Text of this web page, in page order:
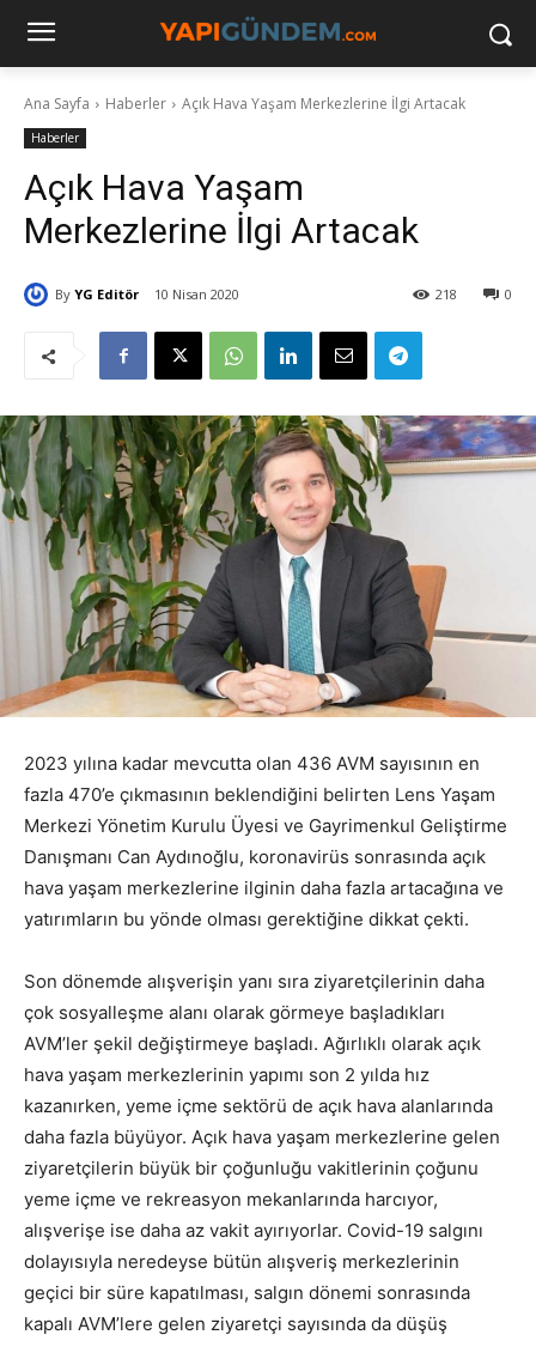
Ana Sayfa Haberler Açık Hava Yaşam Merkezlerine İlgi Artacak
Haberler
Açık Hava Yaşam
Merkezlerine İlgi Artacak
By YG Editör 10 Nisan 2020 0
218
2023 yılına kadar mevcutta olan 436 AVM sayısının en
fazla 470’e çıkmasının beklendiğini belirten Lens Yaşam
Merkezi Yönetim Kurulu Üyesi ve Gayrimenkul Geliştirme
Danışmanı Can Aydınoğlu, koronavirüs sonrasında açık
hava yaşam merkezlerine ilginin daha fazla artacağına ve
yatırımların bu yönde olması gerektiğine dikkat çekti.
Son dönemde alışverişin yanı sıra ziyaretçilerinin daha
çok sosyalleşme alanı olarak görmeye başladıkları
AVM’ler şekil değiştirmeye başladı. Ağırlıklı olarak açık
hava yaşam merkezlerinin yapımı son 2 yılda hız
kazanırken, yeme içme sektörü de açık hava alanlarında
daha fazla büyüyor. Açık hava yaşam merkezlerine gelen
ziyaretçilerin büyük bir çoğunluğu vakitlerinin çoğunu
yeme içme ve rekreasyon mekanlarında harcıyor,
alışverişe ise daha az vakit ayırıyorlar. Covid-19 salgını
dolayısıyla neredeyse bütün alışveriş merkezlerinin
geçici bir süre kapatılması, salgın dönemi sonrasında
kapalı AVM’lere gelen ziyaretçi sayısında da düşüş